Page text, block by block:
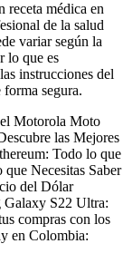
receta médica en
de la salud
variar según la
lo que es
instrucciones del
forma segura.
Motorola Moto
las Mejores
Todo lo que
Necesitas Saber
del Dólar
Galaxy S22 Ultra:
compras con los
en Colombia: